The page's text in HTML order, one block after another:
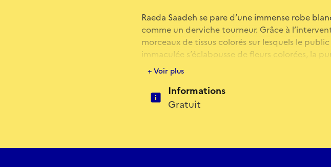
Raeda Saadeh se pare d’une immense robe
comme un derviche tourneur. Grâce à
morceaux de tissus colorés sur lesquels le
immaculée s’éclabousse de fleurs colorées, la
du poids de tout un peuple.
+ Voir plus
Informations
Gratuit